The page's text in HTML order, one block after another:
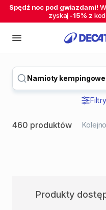
Spędź noc pod gwiazdami!
zyskaj -15% z
Namioty kempingowe
Filtry
460 produktów
Produkty